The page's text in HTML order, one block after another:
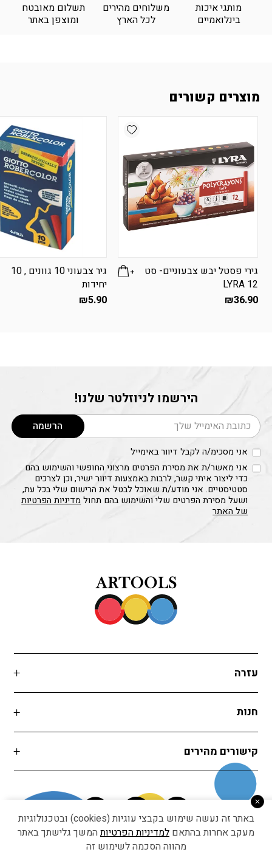
מותגי איכות
בינלואמיים
משלוחים מהירים
לכל הארץ
תשלום מאובטח
ומוצפן באתר
מוצרים קשורים
Add wishlist
גירי פסטל יבש צבעוניים- סט
12 LYRA
₪36.90
גיר צבעוני 10 גוונים , 10
יחידות
₪5.90
הירשמו לניוזלטר שלנו!
דוא׳׳ל הרשמה
אני מסכימ/ה לקבל דיוור באימייל
אני מאשר/ת את מסירת הפרטים מרצוני החופשי והשימוש בהם
כדי ליצור איתי קשר, לרבות באמצעות דיוור ישיר, וכן לצרכים
סטטיסטיים. אני מודע/ת שאוכל לבטל את הרישום שלי בכל עת,
ושעל מסירת הפרטים שלי והשימוש בהם תחולמדיניות הפרטיות
של האתר
עזרה
חנות
קישורים מהירים
באתר זה נעשה שימוש בקבצי עוגיות (cookies) ובטכנולוגיות
מעקב אחרות בהתאם למדיניות הפרטיותהמשך גלישתך באתר
מהווה הסכמה לשימוש זה